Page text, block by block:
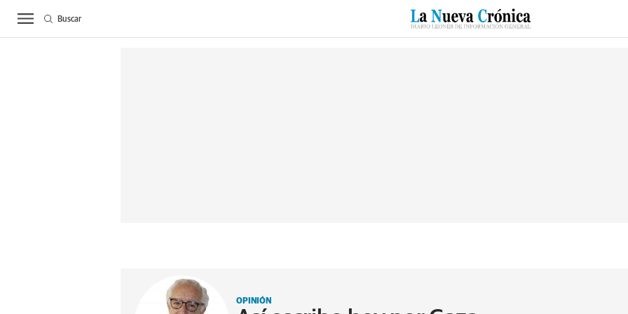
ACTUALIDAD BIERZO SUCESOS CULTURAS ESPECIALES DEPORTES
Buscar
OPINIÓN